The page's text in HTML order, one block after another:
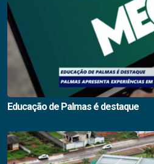
Educação de Palmas é destaque